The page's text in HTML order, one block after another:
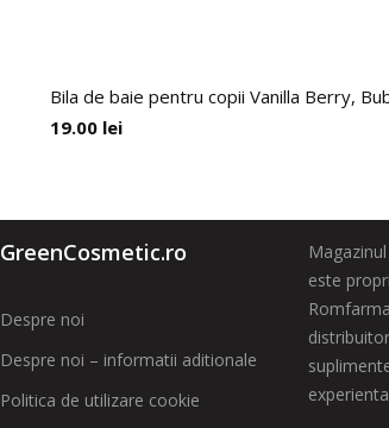
Bila de baie pentru copii Vanilla Berry,
19.00 lei
GreenCosmetic.ro
Despre noi
Despre noi – informatii aditionale
Politica de utilizare cookie
este